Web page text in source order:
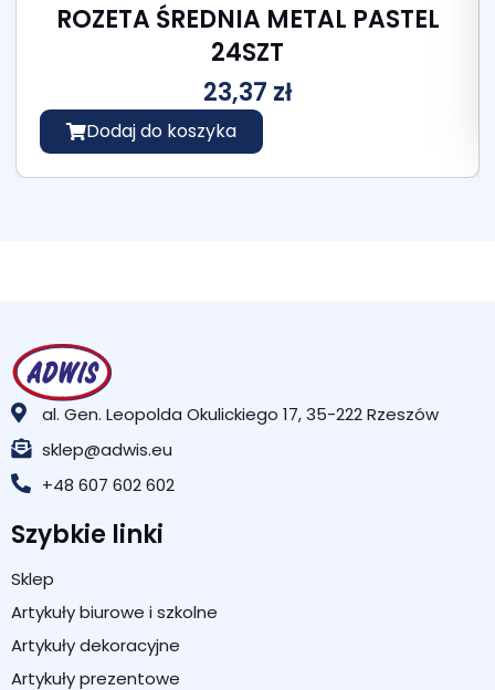
ROZETA ŚREDNIA METAL PASTEL
24SZT
23,37 zł
Dodaj do koszyka
al. Gen. Leopolda Okulickiego 17, 35-222 Rzeszów
sklep@adwis.eu
+48 607 602 602
Szybkie linki
Sklep
Artykuły biurowe i szkolne
Artykuły dekoracyjne
Artykuły prezentowe